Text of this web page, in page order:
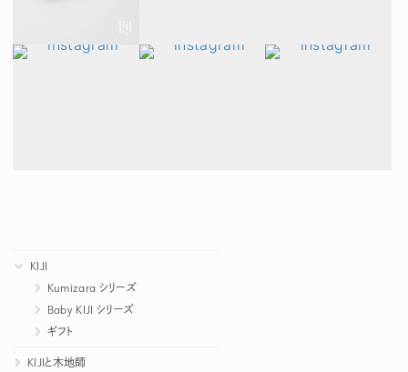
KIJI
Kumizara シリーズ
Baby KIJI シリーズ
ギフト
KIJIと木地師